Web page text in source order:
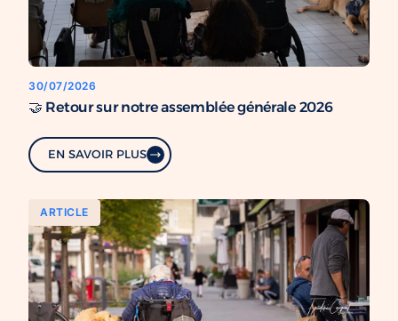
30/07/2026
🤝 Retour sur notre assemblée générale 2026
EN SAVOIR PLUS
ARTICLE